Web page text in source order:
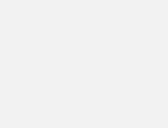
der
Standortdaten